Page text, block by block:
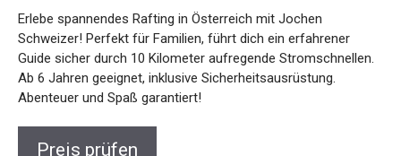
Erlebe spannendes Rafting in Österreich mit Jochen
Schweizer! Perfekt für Familien, führt dich ein erfahrener
Guide sicher durch 10 Kilometer aufregende
Stromschnellen. Ab 6 Jahren geeignet, inklusive
Sicherheitsausrüstung. Abenteuer und Spaß garantiert!
Preis prüfen